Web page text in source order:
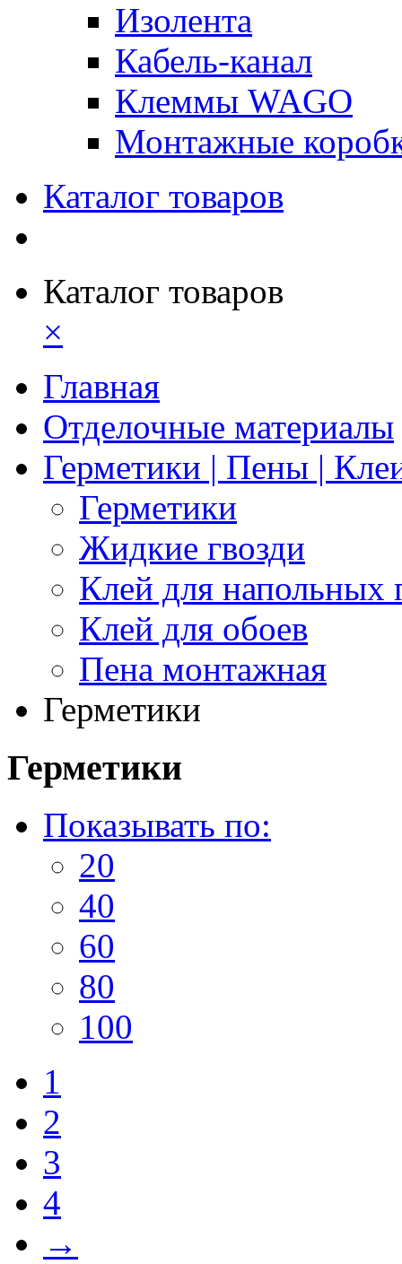
Изолента
Кабель-канал
Клеммы WAGO
Монтажные
Каталог товаров
Каталог товаров
×
Главная
Отделочные материалы
Герметики | Пены |
Герметики
Жидкие гвозди
Клей для напольных
Клей для обоев
Пена монтажная
Герметики
Герметики
Показывать по:
20
40
60
80
100
1
2
3
4
→